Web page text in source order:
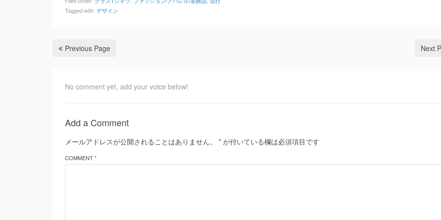
Tagged with: デザイン
Previous Page Next
No comment yet, add your voice below!
Add a Comment
メールアドレスが公開されることはありません。 * が付いている欄は必須項目です
COMMENT *